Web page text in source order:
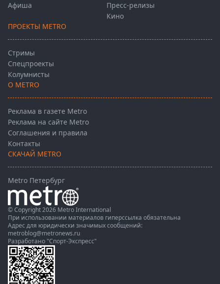
Афиша
Пресс-релизы
Кино
ПРОЕКТЫ METRO
Стримы
Спецпроекты
Колумнисты
О METRO
Реклама в газете Metro
Реклама на сайте Metro
Соглашения и правила
Контакты
СКАЧАЙ METRO
Metro Петербург
© Copyright 2026 Metro International
При использовании материалов гиперссылка обязательна
Адрес для юридически значимых сообщений:
metroblog@metronews.ru
Разработано "Спорт-Экспресс"